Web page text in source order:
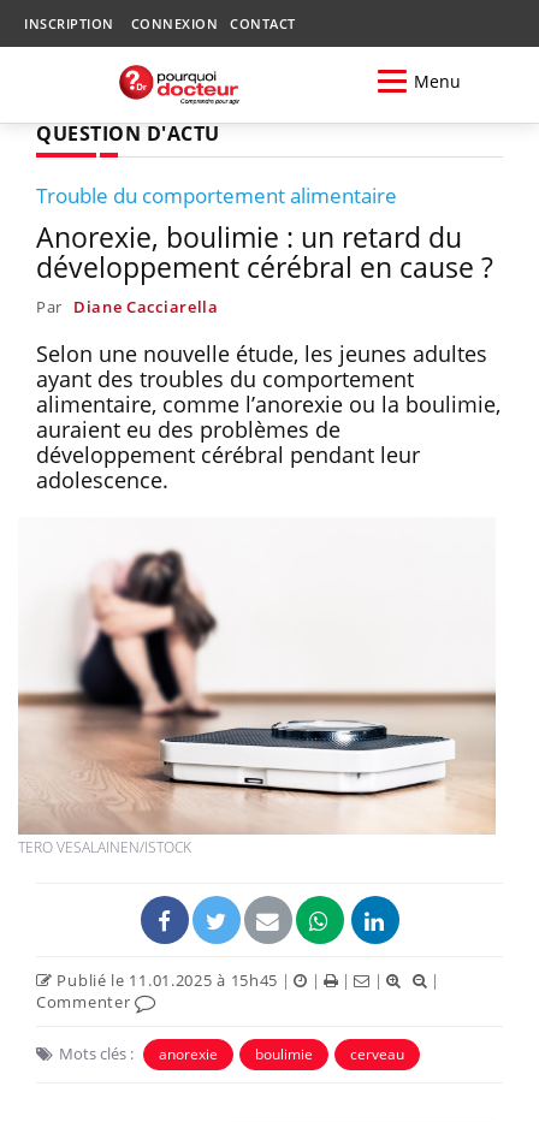
INSCRIPTION CONNEXION CONTACT
Menu
QUESTION D'ACTU
Trouble du comportement alimentaire
Anorexie, boulimie : un retard du
développement cérébral en cause ?
Par Diane Cacciarella
Selon une nouvelle étude, les jeunes adultes
ayant des troubles du comportement
alimentaire, comme l’anorexie ou la boulimie,
auraient eu des problèmes de
développement cérébral pendant leur
adolescence.
TERO VESALAINEN/ISTOCK
Publié le 11.01.2025 à 15h45 | | | |
|
Commenter
Mots clés : anorexie boulimie cerveau